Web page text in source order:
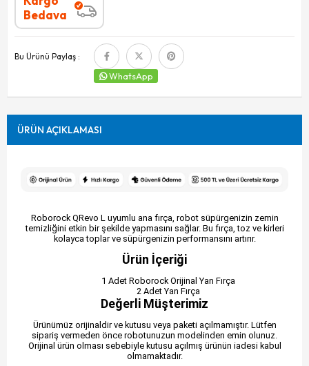
Bedava
Bu Ürünü Paylaş :
WhatsApp
ÜRÜN AÇIKLAMASI
Roborock QRevo L uyumlu ana fırça, robot süpürgenizin zemin
temizliğini etkin bir şekilde yapmasını sağlar. Bu fırça, toz ve kirleri
kolayca toplar ve süpürgenizin performansını artırır.
Ürün İçeriği
1 Adet Roborock Orijinal Yan Fırça
2 Adet Yan Fırça
Değerli Müşterimiz
Ürünümüz orijinaldir ve kutusu veya paketi açılmamıştır. Lütfen
sipariş vermeden önce robotunuzun modelinden emin olunuz.
Orijinal ürün olması sebebiyle kutusu açılmış ürünün iadesi kabul
olmamaktadır.